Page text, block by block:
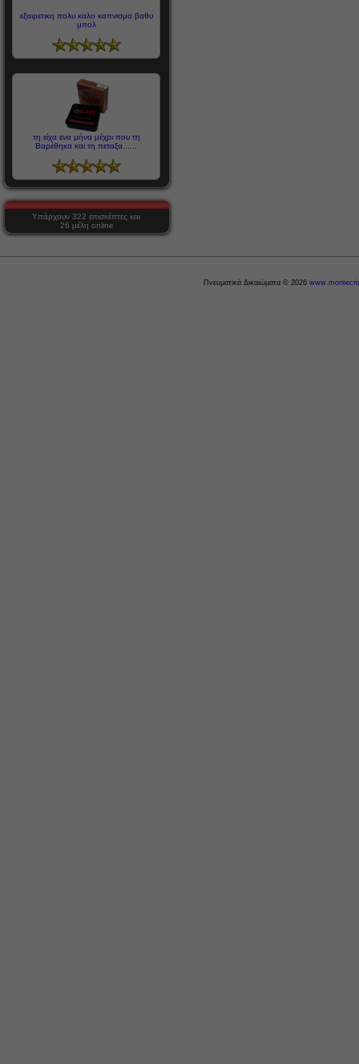
εξαιρετικη πολυ καλο καπνισμα βαθυ
μπολ
τη είχα ενα μήνα μέχρι που τη
Βαρέθηκα και τη πεταξα......
Υπάρχουν 322 επισκέπτες και
26 μέλη online
Πνευματικά Δικαιώματα © 2026